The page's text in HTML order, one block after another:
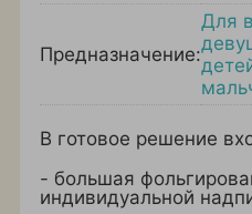
Предназначение:
Для
В готовое решение
- большая
индивидуальной